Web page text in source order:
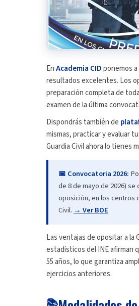
EnAcademia CIDponemos
resultados excelentes. Los
preparación completa de
examen de la última
Dispondrás también de
mismas, practicar y evaluar
Guardia Civil ahora lo tienes
📅 Convocatoria 2026:
de 8 de mayo de 2026)
oposición, en los centros
Civil. → Ver BOE
Las ventajas de opositar a la
estadísticos del INE afirman
55 años, lo que garantiza
ejercicios anteriores.
📚